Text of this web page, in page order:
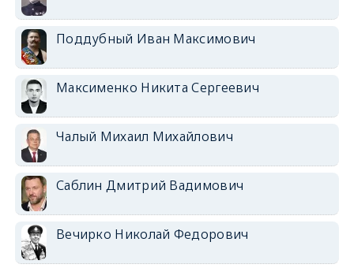
Поддубный Иван Максимович
Максименко Никита Сергеевич
Чалый Михаил Михайлович
Саблин Дмитрий Вадимович
Вечирко Николай Федорович